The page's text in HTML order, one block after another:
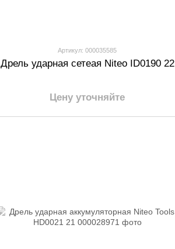
Артикул: 000035585
Дрель ударная сетеая Niteo ID0190 22
Цену уточняйте